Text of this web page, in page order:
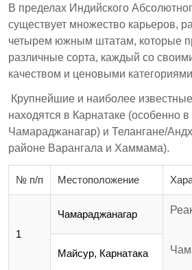
В пределах Индийского
существует множество карьеров,
четырем южным штатам, которые
различные сорта, каждый со
качеством и ценовыми
Крупнейшие и наиболее
находятся в Карнатаке (особенно в
Чамараджанагар) и Телангане/
районе Варангала и Хаммама).
№ п/п Местоположение
1
Чамараджанагар
Майсур, Карнатака